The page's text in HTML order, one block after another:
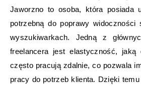
Jaworzno to osoba, która posiada
potrzebną do poprawy widoczności
wyszukiwarkach. Jedną z
freelancera jest elastyczność, jaką
często pracują zdalnie, co pozwala
pracy do potrzeb klienta. Dzięki